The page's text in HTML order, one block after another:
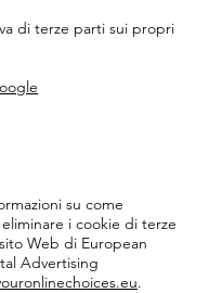
di terze parti sui propri
su come
i cookie di terze
Web di European
Advertising
.